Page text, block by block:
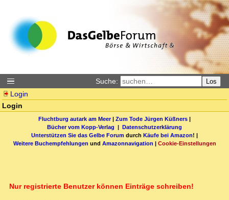
Suche: Los
Login
Login
Fluchtburg autark am Meer| Zum Tode Jürgen Küßners |
Bücher vom Kopp-Verlag | Datenschutzerklärung
Unterstützen Sie das Gelbe Forum durch Käufe bei Amazon! |
Weitere Buchempfehlungen und Amazonnavigation | Cookie-Einstellungen
Nur registrierte Benutzer können Einträge schreiben!